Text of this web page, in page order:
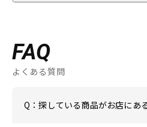
FAQ
よくある質問
Q：探している商品がお店にあ